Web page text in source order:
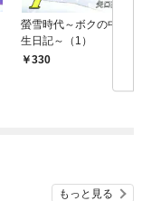
螢雪時代～ボクの中学
生日記～（1）
330
もっと見る